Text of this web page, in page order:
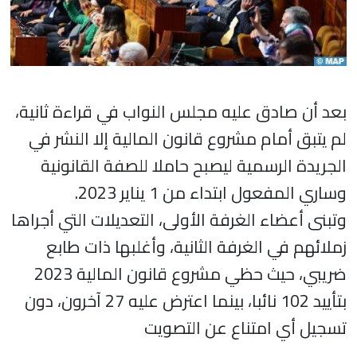
بعد أن صادق عليه مجلس النواب في قراءة ثانية،
لم يتبق أمام مشروع قانون المالية إلا النشر في
الجريدة الرسمية ليصبح حاملا للصفة القانونية
وساري المفعول ابتداء من 1 يناير 2023.
وتبنى أعضاء الغرفة الأولى، التعديلات التي أجراها
زملائهم في الغرفة الثانية، وأغلبها ذات طابع
ضريبي، حيث حظي مشروع قانون المالية 2023
بتأييد 102 نائبا، بينما اعترض عليه 27 آخرون، دون
تسجيل أي امتناع عن التصويت